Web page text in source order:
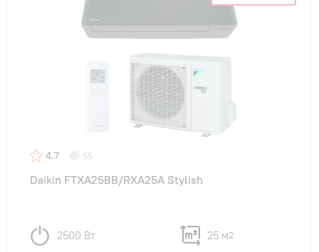
4.7 55
Daikin FTXA25BB/RXA25A Stylish
2500 Вт 25 м2